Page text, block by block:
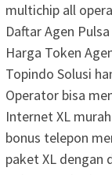
multichip all
Daftar Agen
Harga Token
Topindo Solusi
Operator bisa
Internet XL
bonus telepon
paket XL dengan